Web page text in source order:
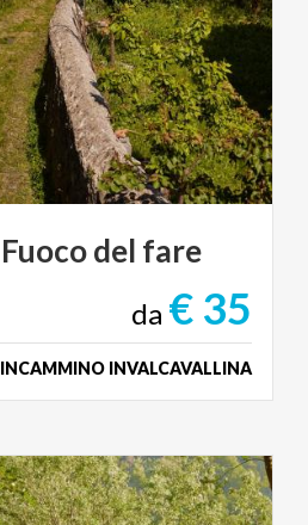
Fuocodel fare
da € 35
INCAMMINO INVALCAVALLINA